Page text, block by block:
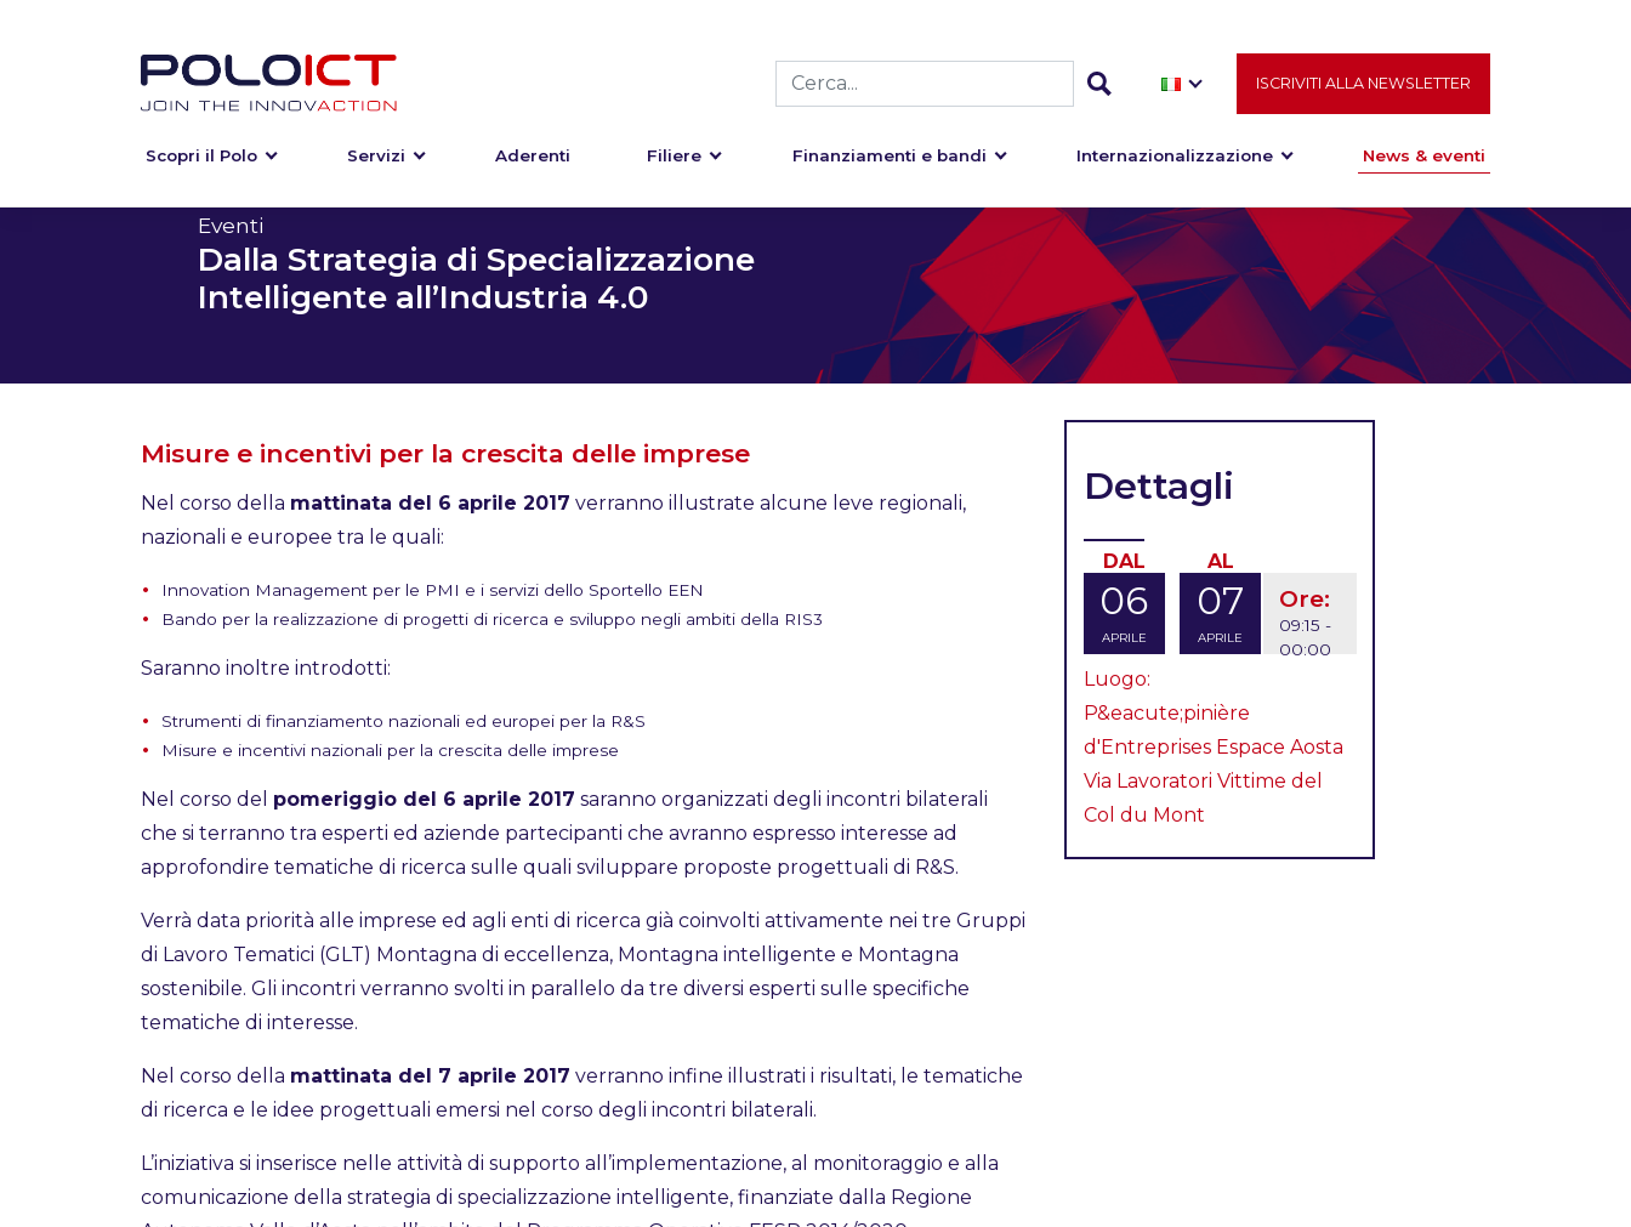
ISCRIVITI ALLA NEWSLETTER
Scopri il Polo Servizi Aderenti Filiere Finanziamenti e bandi Internazionalizzazione News & eventi
Eventi
Dalla Strategia di Specializzazione
Intelligente all’Industria 4.0
Misure e incentivi per la crescita delle imprese
Nel corso della mattinata del 6 aprile 2017 verranno illustrate alcune leve regionali,
nazionali e europee tra le quali:
Innovation Management per le PMI e i servizi dello Sportello EEN
Bando per la realizzazione di progetti di ricerca e sviluppo negli ambiti della RIS3
Saranno inoltre introdotti:
Strumenti di finanziamento nazionali ed europei per la R&S
Misure e incentivi nazionali per la crescita delle imprese
Nel corso del pomeriggio del 6 aprile 2017 saranno organizzati degli incontri bilaterali
che si terranno tra esperti ed aziende partecipanti che avranno espresso interesse ad
approfondire tematiche di ricerca sulle quali sviluppare proposte progettuali di R&S.
Verrà data priorità alle imprese ed agli enti di ricerca già coinvolti attivamente nei tre Gruppi
di Lavoro Tematici (GLT) Montagna di eccellenza, Montagna intelligente e Montagna
sostenibile. Gli incontri verranno svolti in parallelo da tre diversi esperti sulle specifiche
tematiche di interesse.
Nel corso della mattinata del 7 aprile 2017 verranno infine illustrati i risultati, le tematiche
di ricerca e le idee progettuali emersi nel corso degli incontri bilaterali.
L’iniziativa si inserisce nelle attività di supporto all’implementazione, al monitoraggio e alla
comunicazione della strategia di specializzazione intelligente, finanziate dalla Regione
Dettagli
DAL
06
APRILE
AL
07
APRILE
Ore:
09:15 -
00:00
Luogo:
P&eacute;pinière
d'Entreprises Espace Aosta
Via Lavoratori Vittime del
Col du Mont